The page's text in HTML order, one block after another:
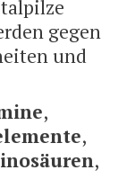
gegen
und
,
,
,